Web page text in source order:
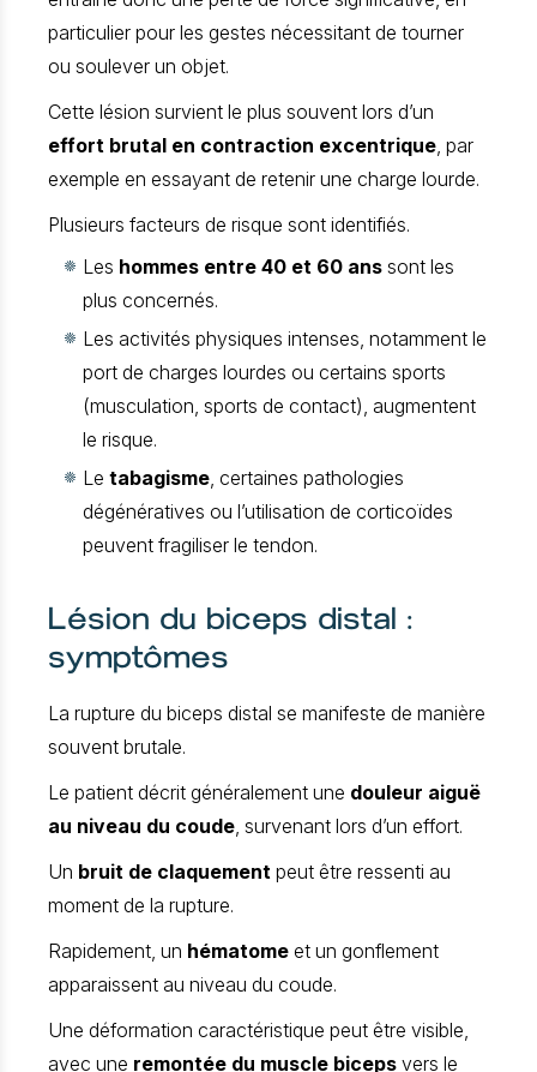
particulier pour les gestes nécessitant de tourner
ou soulever un objet.
Cette lésion survient le plus souvent lors d’un
effort brutal en contraction excentrique , par
exemple en essayant de retenir une charge lourde.
Plusieurs facteurs de risque sont identifiés.
Les hommes entre 40 et 60 ans sont les
plus concernés.
Les activités physiques intenses, notamment le
port de charges lourdes ou certains sports
(musculation, sports de contact), augmentent
le risque.
Le tabagisme , certaines pathologies
dégénératives ou l’utilisation de corticoïdes
peuvent fragiliser le tendon.
Lésion du biceps distal :
symptômes
La rupture du biceps distal se manifeste de manière
souvent brutale.
Le patient décrit généralement une douleur aiguë
au niveau du coude , survenant lors d’un effort.
Un bruit de claquement peut être ressenti au
moment de la rupture.
Rapidement, un hématome et un gonflement
apparaissent au niveau du coude.
Une déformation caractéristique peut être visible,
avec une remontée du muscle biceps vers le